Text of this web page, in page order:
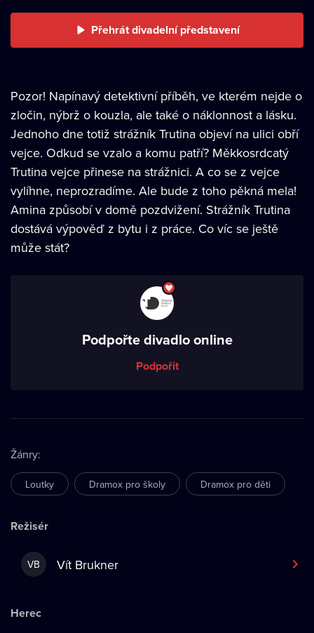
Přehrát divadelní představení
Pozor! Napínavý detektivní příběh, ve kterém nejde o
zločin, nýbrž o kouzla, ale také o náklonnost a lásku.
Jednoho dne totiž strážník Trutina objeví na ulici obří
vejce. Odkud se vzalo a komu patří? Měkkosrdcatý
Trutina vejce přinese na strážnici. A co se z vejce
vylíhne, neprozradíme. Ale bude z toho pěkná mela!
Amina způsobí v domě pozdvižení. Strážník Trutina
dostává výpověď z bytu i z práce. Co víc se ještě
může stát?
Podpořte divadlo online
Podpořit
Žánry:
Loutky Dramox pro školy Dramox pro děti
Režisér
VB Vít Brukner
Herec